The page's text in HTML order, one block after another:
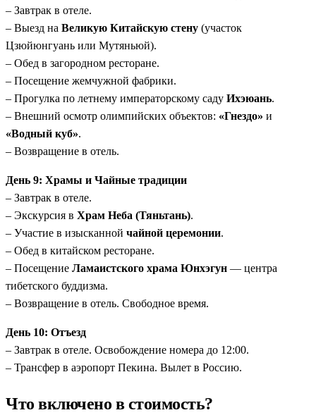
– Завтрак в отеле.
– Выезд на Великую Китайскую стену (участок
Цзюйюнгуань или Мутяньюй).
– Обед в загородном ресторане.
– Посещение жемчужной фабрики.
– Прогулка по летнему императорскому саду Ихэюань.
– Внешний осмотр олимпийских объектов: «Гнездо» и
«Водный куб».
– Возвращение в отель.
День 9: Храмы и Чайные традиции
– Завтрак в отеле.
– Экскурсия в Храм Неба (Тяньтань).
– Участие в изысканной чайной церемонии.
– Обед в китайском ресторане.
– Посещение Ламаистского храма Юнхэгун — центра
тибетского буддизма.
– Возвращение в отель. Свободное время.
День 10: Отъезд
– Завтрак в отеле. Освобождение номера до 12:00.
– Трансфер в аэропорт Пекина. Вылет в Россию.
Что включено в стоимость?